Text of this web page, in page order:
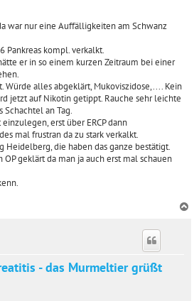
war nur eine Auffälligkeiten am Schwanz
Pankreas kompl. verkalkt.
er in so einem kurzen Zeitraum bei einer
Würde alles abgeklärt, Mukoviszidose,.... Kein
jetzt auf Nikotin getippt. Rauche sehr leichte
an Tag.
erst über ERCP dann
mal frustran da zu stark verkalkt.
Heidelberg, die haben das ganze bestätigt.
geklärt da man ja auch erst mal schauen
- das Murmeltier grüßt